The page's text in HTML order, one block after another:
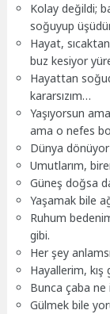
Kolay değildi;
soğuyup
Hayat,
buz kesiyor
Hayattan
kararsızım…
Yaşıyorsun
ama o nefes
Dünya
Umutlarım,
Güneş doğsa
Yaşamak bile
Ruhum
gibi.
Her şey
Hayallerim,
Bunca çaba ne
Gülmek bile